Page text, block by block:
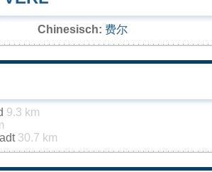
Chinesisch: 费尔
9.3 km
30.7 km